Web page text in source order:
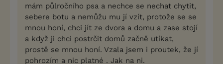
mám půlročního psa a nechce se nechat chytit,
sebere botu a nemůžu mu jí vzít, protože se se
mnou honí, chci jít ze dvora a domu a zase stojí
a když ji chci postrčit domů začně utíkat,
prostě se mnou honí. Vzala jsem i proutek, že jí
pohrozím a nic platné . Jak na ni.